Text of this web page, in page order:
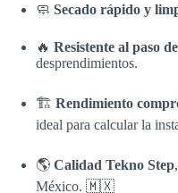
🧼 Secado rápido y
🔥 Resistente al paso
desprendimientos.
🏗️ Rendimiento
ideal para calcular la
🌎 Calidad Tekno Step
México. 🇲🇽